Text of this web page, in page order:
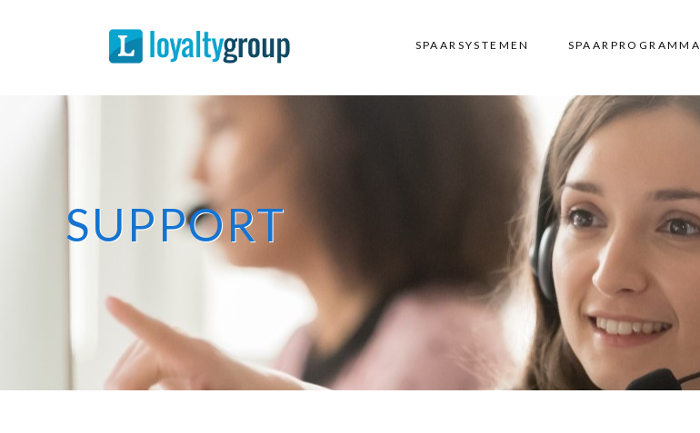
Spaarprogramma
Over Ons
SPAARSYSTEMEN SPAARPROGRAMMA
SUPPORT